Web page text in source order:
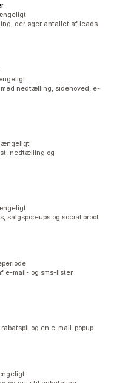
der øger antallet af leads
nedtælling, sidehoved, e-
nedtælling og
salgspop-ups og social proof.
e-mail- og sms-lister
og en e-mail-popup